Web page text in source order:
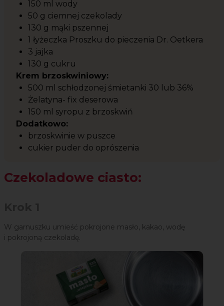
150 ml wody
50 g ciemnej czekolady
130 g mąki pszennej
1 łyżeczka Proszku do pieczenia Dr. Oetkera
3 jajka
130 g cukru
Krem brzoskwiniowy:
500 ml schłodzonej śmietanki 30 lub 36%
Żelatyna- fix deserowa
150 ml syropu z brzoskwiń
Dodatkowo:
brzoskwinie w puszce
cukier puder do oprószenia
Czekoladowe ciasto:
W garnuszku umieść pokrojone masło, kakao, wodę
i pokrojoną czekoladę.